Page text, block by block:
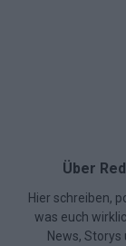
Über
Hier schreiben,
was euch
News, Storys